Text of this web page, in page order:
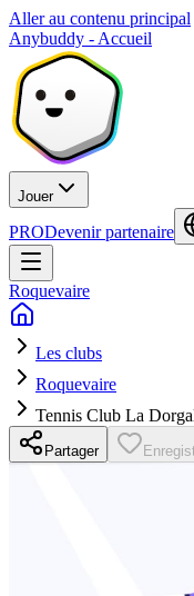
Aller au contenu principal
Anybuddy - Accueil
Jouer
PRODevenir partenaire
Roquevaire
Les clubs
Roquevaire
Tennis Club La
Partager